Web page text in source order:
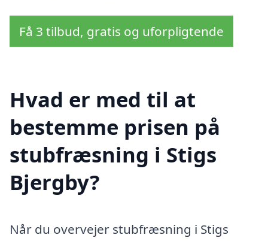
Få 3 tilbud, gratis og uforpligtende
Hvad er med til at
bestemme prisen på
stubfræsning i Stigs
Bjergby?
Når du overvejer stubfræsning i Stigs